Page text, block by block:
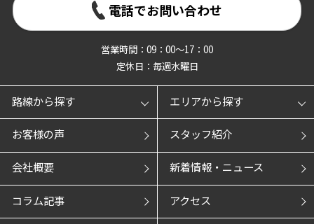
電話でお問い合わせ
営業時間：09：00～17：00
定休日：毎週水曜日
路線から探す エリアから探す
お客様の声 スタッフ紹介
会社概要 新着情報・ニュース
コラム記事 アクセス